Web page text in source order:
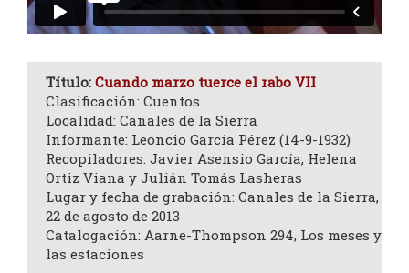
Título: Cuando marzo tuerce el rabo VII
Clasificación: Cuentos
Localidad: Canales de la Sierra
Informante: Leoncio García Pérez (14-9-1932)
Recopiladores: Javier Asensio García, Helena
Ortiz Viana y Julián Tomás Lasheras
Lugar y fecha de grabación: Canales de la Sierra,
22 de agosto de 2013
Catalogación: Aarne-Thompson 294, Los meses y
las estaciones